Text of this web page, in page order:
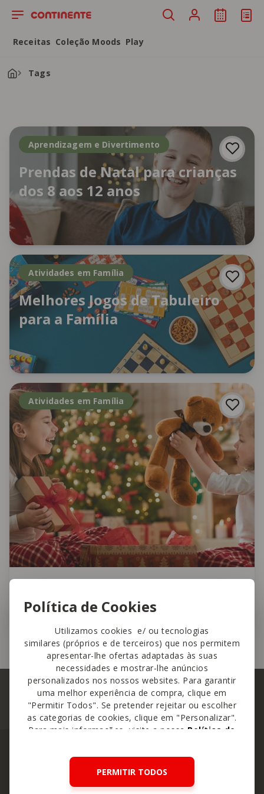
Política de Cookies
Utilizamos cookies e/ ou tecnologias
similares (próprios e de terceiros) que nos permitem
apresentar-lhe ofertas adaptadas às suas
necessidades e mostrar-lhe anúncios
personalizados nos nossos websites. Para garantir
uma melhor experiência de compra, clique em
"Permitir Todos". Se pretender rejeitar ou escolher
as categorias de cookies, clique em "Personalizar".
Para mais informações, visite a nossa Política de
PERMITIR TODOS
Saltar para o conteúdo principal
Receitas Coleção Moods Play
Tags
Aprendizagem e Divertimento
Prendas de Natal para crianças
dos 8 aos 12 anos
Atividades em Família
Melhores Jogos de Tabuleiro
para a Família
Atividades em Família
Crianças
Os mais procurados